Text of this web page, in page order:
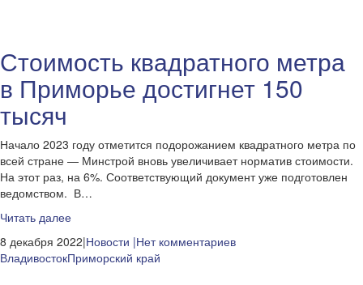
Стоимость квадратного метра
в Приморье достигнет 150
тысяч
Начало 2023 году отметится подорожанием квадратного метра по
всей стране — Минстрой вновь увеличивает норматив стоимости.
На этот раз, на 6%. Соответствующий документ уже подготовлен
ведомством. В…
Читать далее
8 декабря 2022|Новости |Нет комментариев
ВладивостокПриморский край